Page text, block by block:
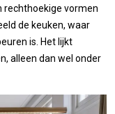
rechthoekige vormen
de keuken, waar
is. Het lijkt
alleen dan wel onder